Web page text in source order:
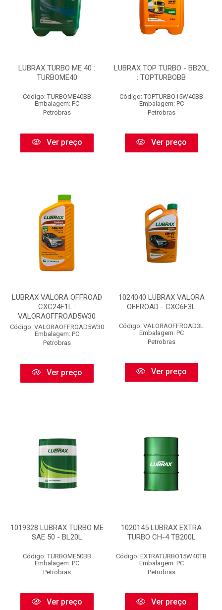
LUBRAX TURBO ME 40 :
TURBOME40
Código: TURBOME40BB
Embalagem: PC
Petrobras
Ver preço
LUBRAX TOP TURBO - BB20L
: TOPTURBOBB
Código: TOPTURBO15W40BB
Embalagem: PC
Petrobras
Ver preço
LUBRAX VALORA OFFROAD
CXC24F1L :
VALORAOFFROAD5W30
Código: VALORAOFFROAD5W30
Embalagem: PC
Petrobras
Ver preço
1024040 LUBRAX VALORA
OFFROAD - CXC6F3L
Código: VALORAOFFROAD3L
Embalagem: PC
Petrobras
Ver preço
1019328 LUBRAX TURBO ME
SAE 50 - BL20L
Código: TURBOME50BB
Embalagem: PC
Petrobras
Ver preço
1020145 LUBRAX EXTRA
TURBO CH-4 TB200L
Código: EXTRATURBO15W40TB
Embalagem: PC
Petrobras
Ver preço